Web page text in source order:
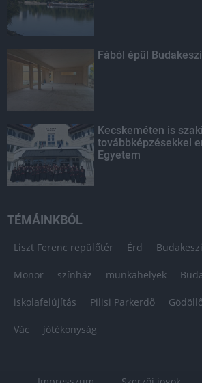
Fából épül
Kecskeméten is
továbbképzésekkel
Egyetem
TÉMÁINKBÓL
Liszt Ferenc repülőtér Érd Budakeszi
Monor színház munkahelyek
iskolafelújítás Pilisi Parkerdő
Vác jótékonyság